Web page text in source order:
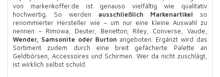
von markenkoffer.de ist genauso vielfältig wie qualitativ
hochwertig. So werden ausschließlich Markenartikel so
renommierter Hersteller wie – um nur eine kleine Auswahl zu
nennen – Rimowa, Deuter, Benetton; Riley, Converse, Vaude,
Wender, Samsonite oder Burton angeboten. Ergänzt wird das
Sortiment zudem durch eine breit gefächerte Palette an
Geldbörsen, Accessoires und Schirmen. Wer da nicht zuschlägt,
ist wirklich selbst schuld.